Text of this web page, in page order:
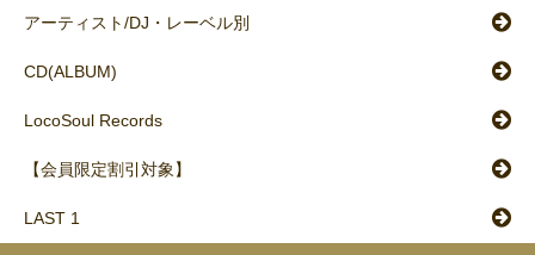
アーティスト/DJ・レーベル別
CD(ALBUM)
LocoSoul Records
【会員限定割引対象】
LAST 1